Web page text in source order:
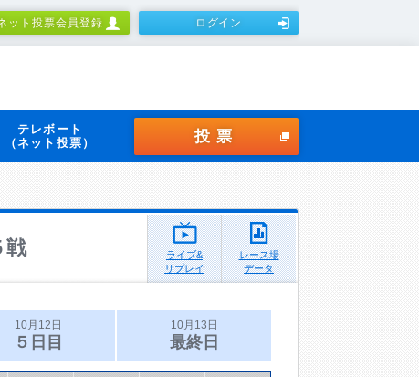
ット投票会員登録 ログイン
テレボート
（ネット投票）
投票
戦
ライブ&
リプレイ
レース場
データ
10月12日
５日目
10月13日
最終日